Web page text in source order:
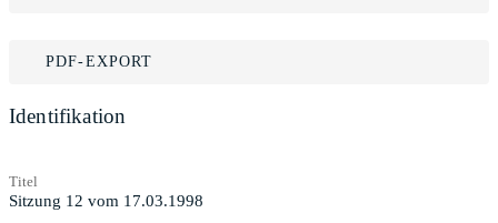
PDF-EXPORT
Identifikation
Titel
Sitzung 12 vom 17.03.1998